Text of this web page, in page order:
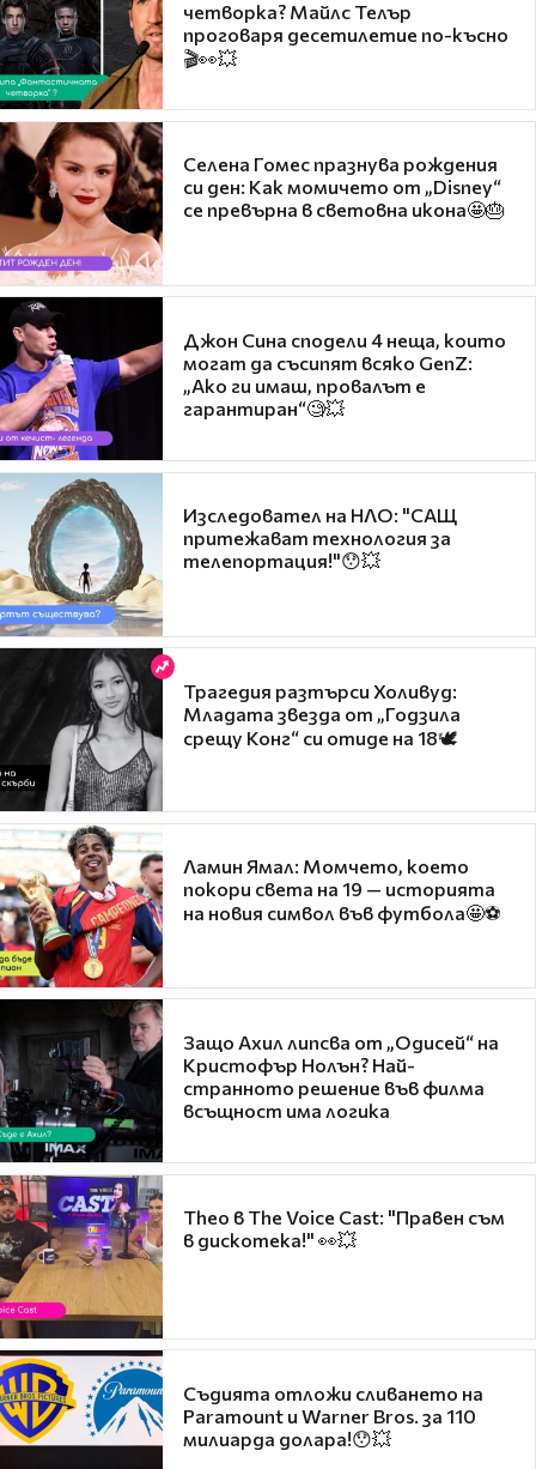
четворка? Майлс Телър
проговаря десетилетие по-късно
🎬👀💥
Селена Гомес празнува рождения
си ден: Как момичето от „Disney“
се превърна в световна икона🤩🎂
Джон Сина сподели 4 неща, които
могат да съсипят всяко GenZ:
„Ако ги имаш, провалът е
гарантиран“🧐💥
Изследовател на НЛО: "САЩ
притежават технология за
телепортация!"😯💥
Трагедия разтърси Холивуд:
Младата звезда от „Годзила
срещу Конг“ си отиде на 18🕊️
Ламин Ямал: Момчето, което
покори света на 19 — историята
на новия символ във футбола🤩⚽
Защо Ахил липсва от „Одисей“ на
Кристофър Нолън? Най-
странното решение във филма
всъщност има логика
Theo в The Voice Cast: "Правен съм
в дискотека!" 👀💥
Съдията отложи сливането на
Paramount и Warner Bros. за 110
милиарда долара!😯💥